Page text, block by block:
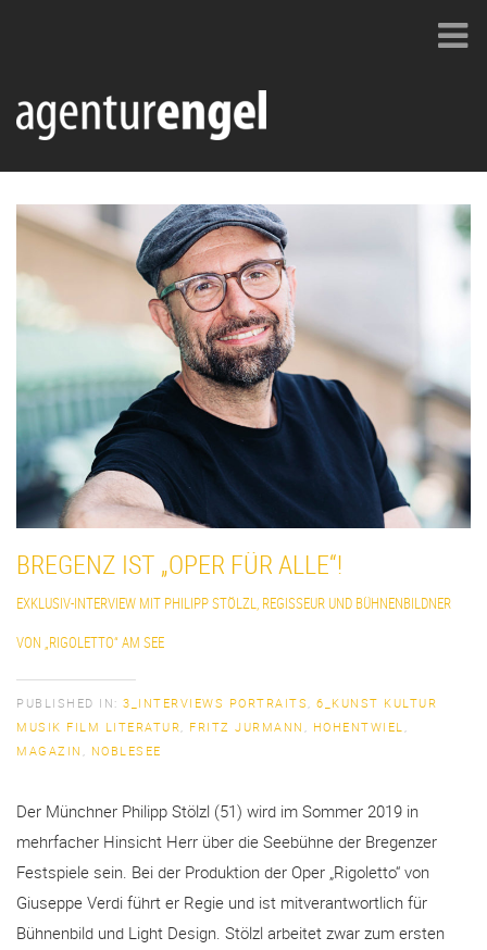
BREGENZ IST „OPER FÜR ALLE“!
EXKLUSIV-INTERVIEW MIT PHILIPP STÖLZL, REGISSEUR UND BÜHNENBILDNER
VON „RIGOLETTO“ AM SEE
PUBLISHED IN: 3_INTERVIEWS PORTRAITS
6_KUNST KULTUR
MUSIK FILM LITERATUR
FRITZ JURMANN HOHENTWIEL
MAGAZIN
NOBLESEE
Der Münchner Philipp Stölzl (51) wird im Sommer 2019 in
mehrfacher Hinsicht Herr über die Seebühne der Bregenzer
Festspiele sein. Bei der Produktion der Oper „Rigoletto“ von
Giuseppe Verdi führt er Regie und ist mitverantwortlich für
Bühnenbild und Light Design. Stölzl arbeitet zwar zum ersten